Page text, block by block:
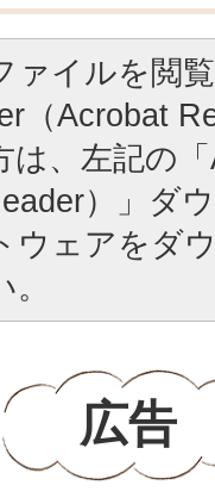
ァイルを閲
（Acrobat
、左記の
）」ダ
ウェアをダ
広告